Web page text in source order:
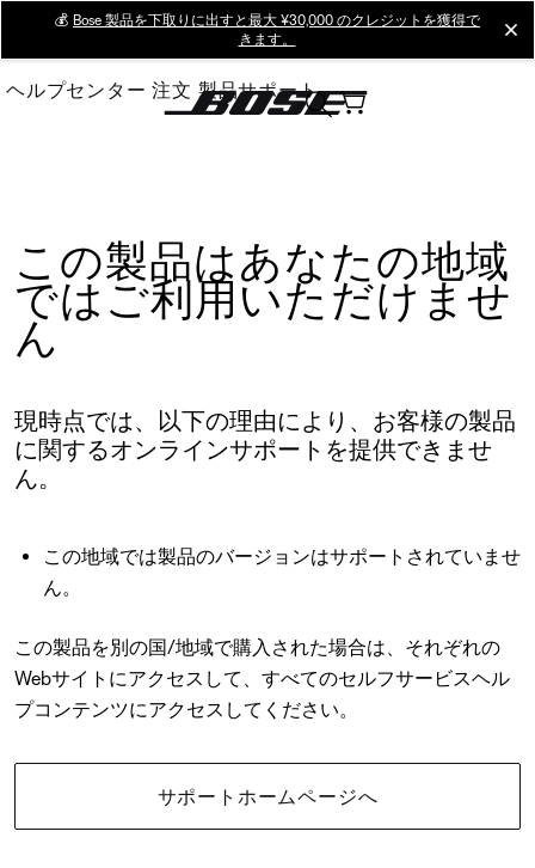
Main
💰 Bose 製品を下取りに出すと最大 ¥30,000 のクレジットを獲得で
きます。
ヘルプセンター 注文 製品サポート
この製品はあなたの地域
ではご利用いただけませ
ん
現時点では、以下の理由により、お客様の製品
に関するオンラインサポートを提供できませ
ん。
この地域では製品のバージョンはサポートされていませ
ん。
この製品を別の国/地域で購入された場合は、それぞれの
Webサイトにアクセスして、すべてのセルフサービスヘル
プコンテンツにアクセスしてください。
サポートホームページへ